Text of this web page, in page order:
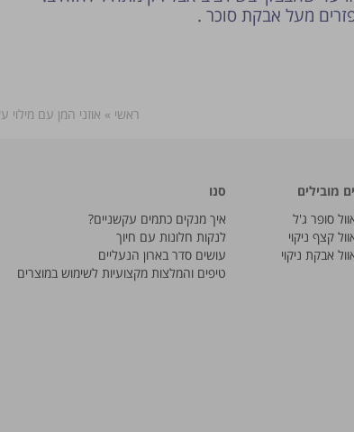
מעל אבקת סוכר .
ראשי » אוזני המן עם
מובילים
סופר ג'ל
קצף ניקוי
אבקת ניקוי
סנו
איך מנקים כתמים עקשניים?
לנקות חלונות עם חיוך
עושים סדר בארון הנעליים
טיפים והמלצות מקצועיות לשימוש במוצרים